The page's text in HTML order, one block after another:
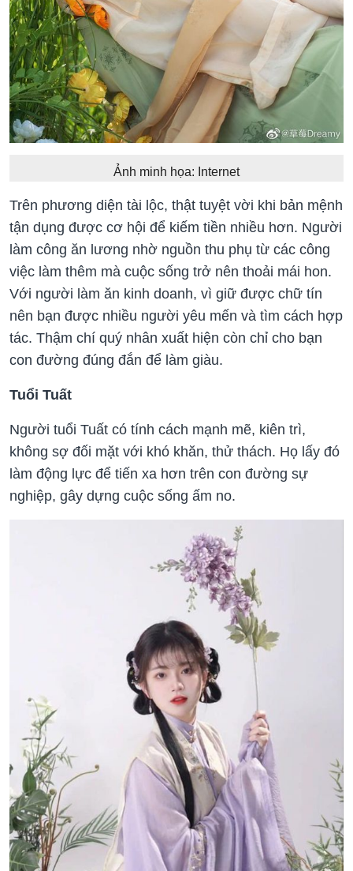
Ảnh minh họa: Internet
Trên phương diện tài lộc, thật tuyệt vời khi bản mệnh
tận dụng được cơ hội để kiếm tiền nhiều hơn. Người
làm công ăn lương nhờ nguồn thu phụ từ các công
việc làm thêm mà cuộc sống trở nên thoải mái hon.
Với người làm ăn kinh doanh, vì giữ được chữ tín
nên bạn được nhiều người yêu mến và tìm cách hợp
tác. Thậm chí quý nhân xuất hiện còn chỉ cho bạn
con đường đúng đắn để làm giàu.
Tuổi Tuất
Người tuổi Tuất có tính cách mạnh mẽ, kiên trì,
không sợ đối mặt với khó khăn, thử thách. Họ lấy đó
làm động lực để tiến xa hơn trên con đường sự
nghiệp, gây dựng cuộc sống ấm no.